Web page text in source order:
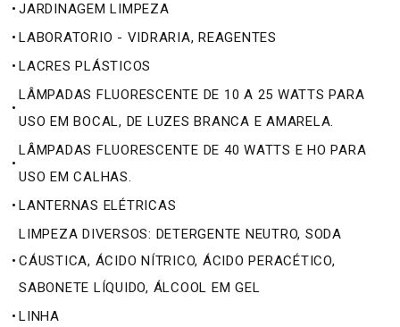
• JARDINAGEM LIMPEZA
• LABORATORIO - VIDRARIA, REAGENTES
• LACRES PLÁSTICOS
•
LÂMPADAS FLUORESCENTE DE 10 A 25 WATTS PARA
USO EM BOCAL, DE LUZES BRANCA E AMARELA.
•
LÂMPADAS FLUORESCENTE DE 40 WATTS E HO PARA
USO EM CALHAS.
• LANTERNAS ELÉTRICAS
•
LIMPEZA DIVERSOS: DETERGENTE NEUTRO, SODA
CÁUSTICA, ÁCIDO NÍTRICO, ÁCIDO PERACÉTICO,
SABONETE LÍQUIDO, ÁLCOOL EM GEL
• LINHA